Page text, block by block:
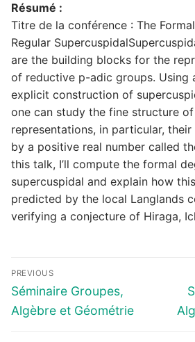
Résumé :
Titre de la conférence : The
Regular
are the building blocks for the
of reductive p-adic groups. Using
explicit construction of
one can study the fine structure
representations, in particular, their
by a positive real number called
this talk, I’ll compute the formal
supercuspidal and explain how
predicted by the local Langlands
verifying a conjecture of Hiraga,
Navigation
de
l’article
PREVIOUS
Previous
post:
Séminaire Groupes,
Algèbre et Géométrie